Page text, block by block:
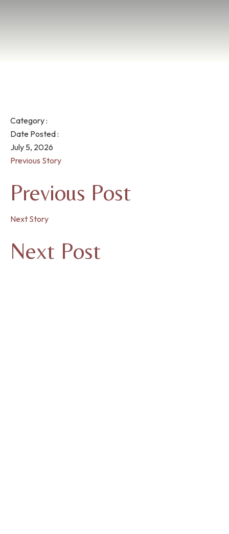
Category :
Date Posted :
July 5, 2026
Previous Story
Previous Post
Next Story
Next Post